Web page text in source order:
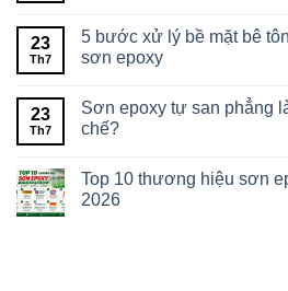
23
Th7
5 bước xử lý bề mặt bê
sơn epoxy
23
Th7
Sơn epoxy tự san phẳng
chế?
Top 10 thương hiệu sơn
2026